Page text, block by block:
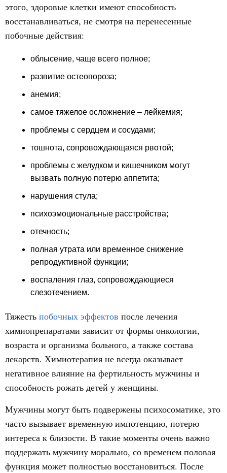
этого, здоровые клетки имеют способность
восстанавливаться, не смотря на перенесенные
побочные действия:
облысение, чаще всего полное;
развитие остеопороза;
анемия;
самое тяжелое осложнение – лейкемия;
проблемы с сердцем и сосудами;
тошнота, сопровождающаяся рвотой;
проблемы с желудком и кишечником могут
вызвать полную потерю аппетита;
нарушения стула;
психоэмоциональные расстройства;
отечность;
полная утрата или временное снижение
репродуктивной функции;
воспаления глаз, сопровождающиеся
слезотечением.
Тяжесть побочных эффектов после лечения
химиопрепаратами зависит от формы онкологии,
возраста и организма больного, а также состава
лекарств. Химиотерапия не всегда оказывает
негативное влияние на фертильность мужчины и
способность рожать детей у женщины.
Мужчины могут быть подвержены психосоматике, это
часто вызывает временную импотенцию, потерю
интереса к близости. В такие моменты очень важно
поддержать мужчину морально, со временем половая
функция может полностью восстановиться. После